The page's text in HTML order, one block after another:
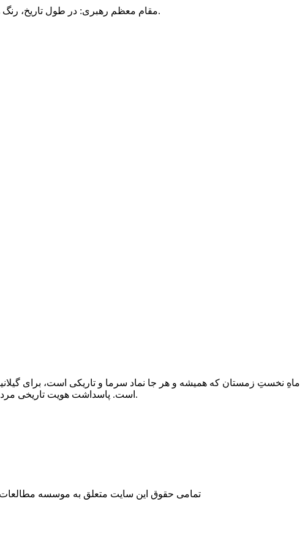
مقام معظم رهبری: در طول تاریخ، رنگ های گوناگون بر سیاست این کشور پهناور سایه افکند؛ اما رنگ ثابت مردم گیلان، رنگ ایمان بود.
ماهِ نخستِ زمستان که همیشه و هر جا نماد سرما و تاریکی است، برای
است. پاسداشت هویت تاریخی مردم گیلان اقتضای آن دارد که نگذاریم بر حافظه و هویت تاریخی مان گرد فراموشی بنشیند.
تمامی حقوق این سایت متعلق به موسسه مطالعات